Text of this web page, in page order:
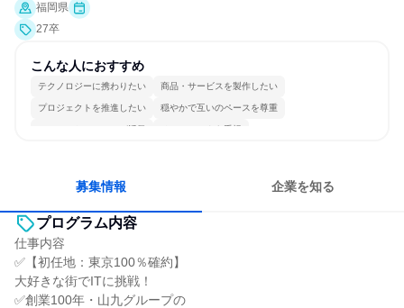
福岡県
27卒
こんな人におすすめ
テクノロジーに携わりたい 商品・サービスを製作したい
プロジェクトを推進したい 穏やかで互いのペースを尊重
コミュニケーションが活発 チームワークを重視
募集情報 企業を知る
プログラム内容
仕事内容
✅【初任地：東京100％確約】
大好きな街でITに挑戦！
✅創業100年・山九グループの